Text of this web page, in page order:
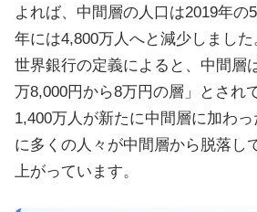
よれば、中間層の人口は2019年の
年には4,800万人へと減少しました
世界銀行の定義によると、中間層
万8,000円から8万円の層」とされ
1,400万人が新たに中間層に加わ
に多くの人々が中間層から脱落し
上がっています。